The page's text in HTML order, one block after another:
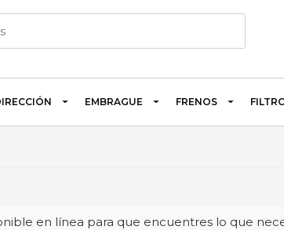
EMBRAGUE FRENOS
en línea para que encuentres lo que